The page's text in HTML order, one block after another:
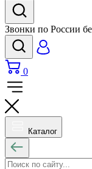
Звонки по России
0
Каталог